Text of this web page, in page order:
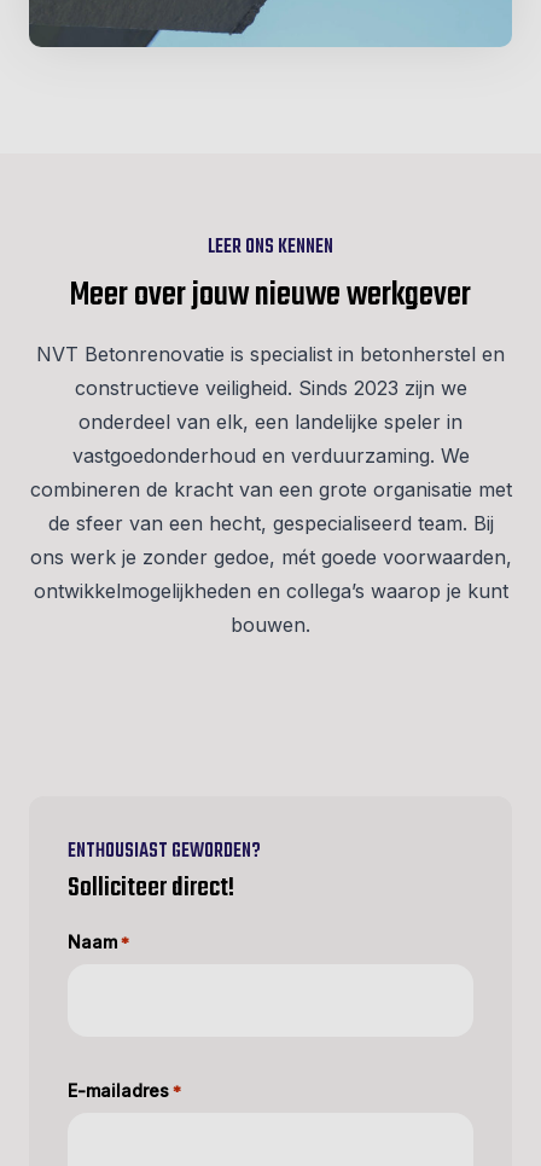
LEER ONS KENNEN
Meer over jouw nieuwe werkgever
NVT Betonrenovatie is specialist in betonherstel en
constructieve veiligheid. Sinds 2023 zijn we
onderdeel van elk, een landelijke speler in
vastgoedonderhoud en verduurzaming. We
combineren de kracht van een grote organisatie met
de sfeer van een hecht, gespecialiseerd team. Bij
ons werk je zonder gedoe, mét goede voorwaarden,
ontwikkelmogelijkheden en collega’s waarop je kunt
bouwen.
ENTHOUSIAST GEWORDEN?
Solliciteer direct!
Naam *
E-mailadres *